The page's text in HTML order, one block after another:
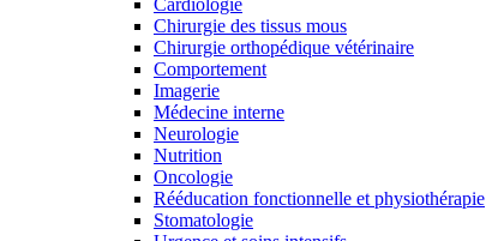
Cardiologie
Chirurgie des tissus mous
Chirurgie orthopédique vétérinaire
Comportement
Imagerie
Médecine interne
Neurologie
Nutrition
Oncologie
Rééducation fonctionnelle et physiothérapie
Stomatologie